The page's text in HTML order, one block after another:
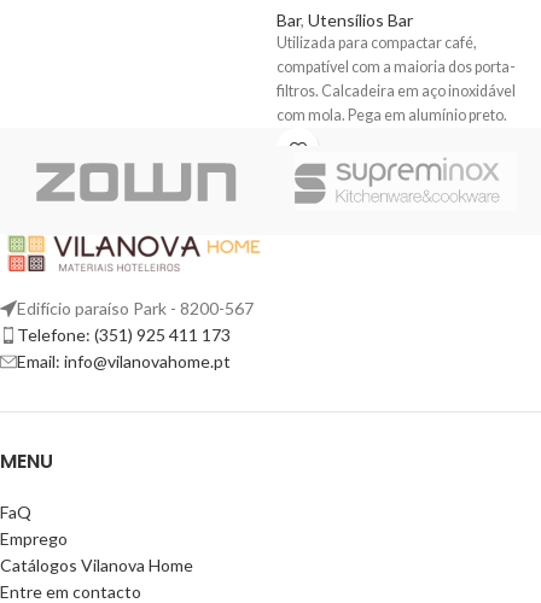
Bar, Utensílios Bar
Utilizada para compactar café,
compatível com a maioria dos porta-
filtros. Calcadeira em aço inoxidável
com mola. Pega em alumínio preto.
Edifício paraíso Park - 8200-567
Telefone: (351) 925 411 173
Email: info@vilanovahome.pt
MENU
FaQ
Emprego
Catálogos Vilanova Home
Entre em contacto